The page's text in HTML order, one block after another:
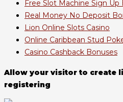
Free Slot Machine Sign Up
Real Money No Deposit
Lion Online Slots Casino
Online Caribbean Stud
Casino Cashback Bonuses
Allow your visitor to create
registering